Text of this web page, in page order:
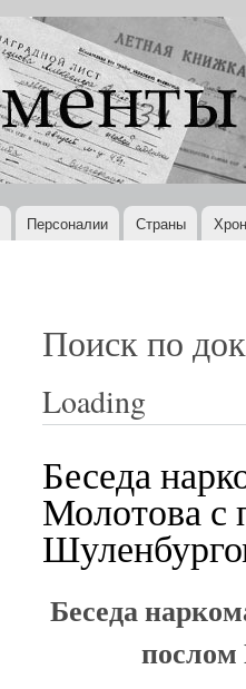
Персоналии Страны
Поиск по
Loading
Беседа
Молотова
Беседа